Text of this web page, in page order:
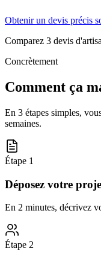
Obtenir un devis précis
Comparez 3 devis
Concrètement
Comment ça
En 3 étapes simples,
semaines.
Étape 1
Déposez votre
En 2 minutes, décrivez
Étape 2